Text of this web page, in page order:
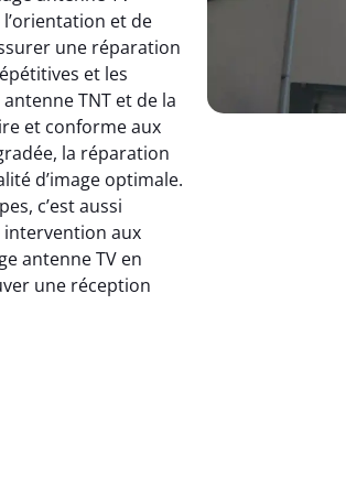
et de
une réparation
et les
TNT et de la
et conforme aux
la réparation
d’image optimale.
c’est aussi
aux
antenne TV en
une réception